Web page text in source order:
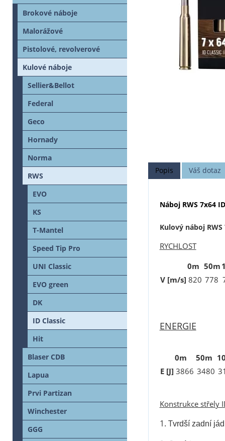
Popis Váš dotaz
Náboj RWS 7x64
Kulový náboj RWS
RYCHLOST
0m 50m
V [m/s] 820 778
ENERGIE
0m 50m
E [J] 3866 3480
Konstrukce střely
1. Tvrdší zadní
Brokové náboje
Malorážové
Pistolové, revolverové
Kulové náboje
Sellier&Bellot
Federal
Geco
Hornady
Norma
RWS
EVO
KS
T-Mantel
Speed Tip Pro
UNI Classic
EVO green
DK
ID Classic
Hit
Blaser CDB
Lapua
Prvi Partizan
Winchester
GGG